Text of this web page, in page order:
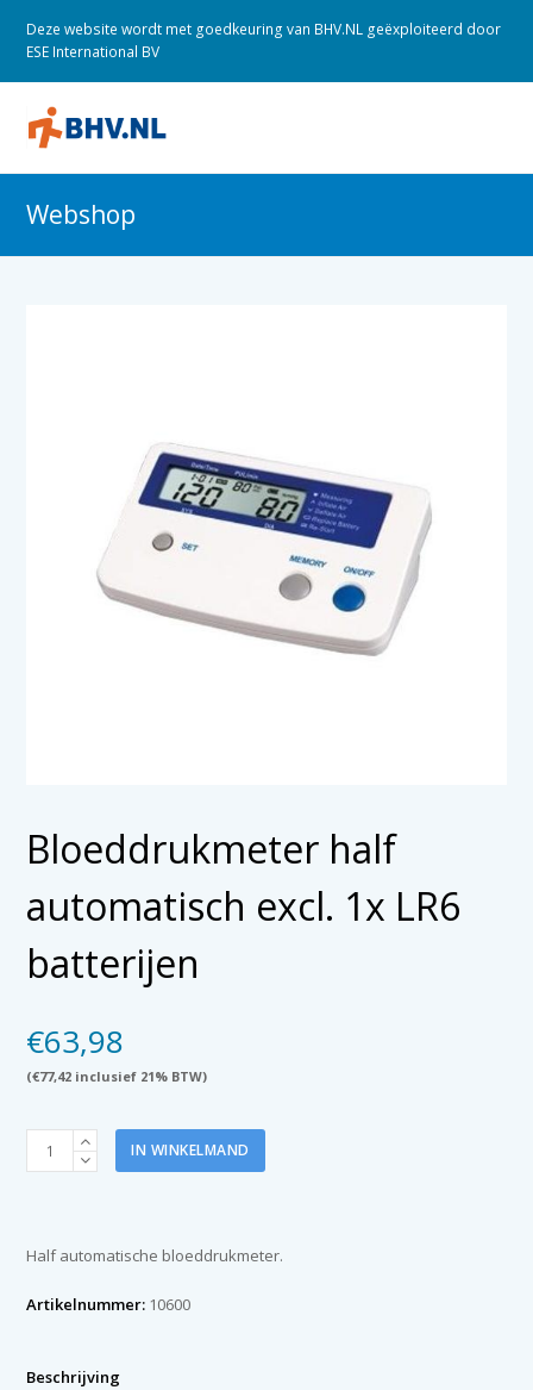
Deze website wordt met goedkeuring van BHV.NL geëxploiteerd door
ESE International BV
Webshop
Bloeddrukmeter half
automatisch excl. 1x LR6
batterijen
€63,98
(€77,42 inclusief 21% BTW)
Bloeddrukmeter
half
LR6
aantal
IN WINKELMAND
Half automatische bloeddrukmeter.
Artikelnummer: 10600
Beschrijving